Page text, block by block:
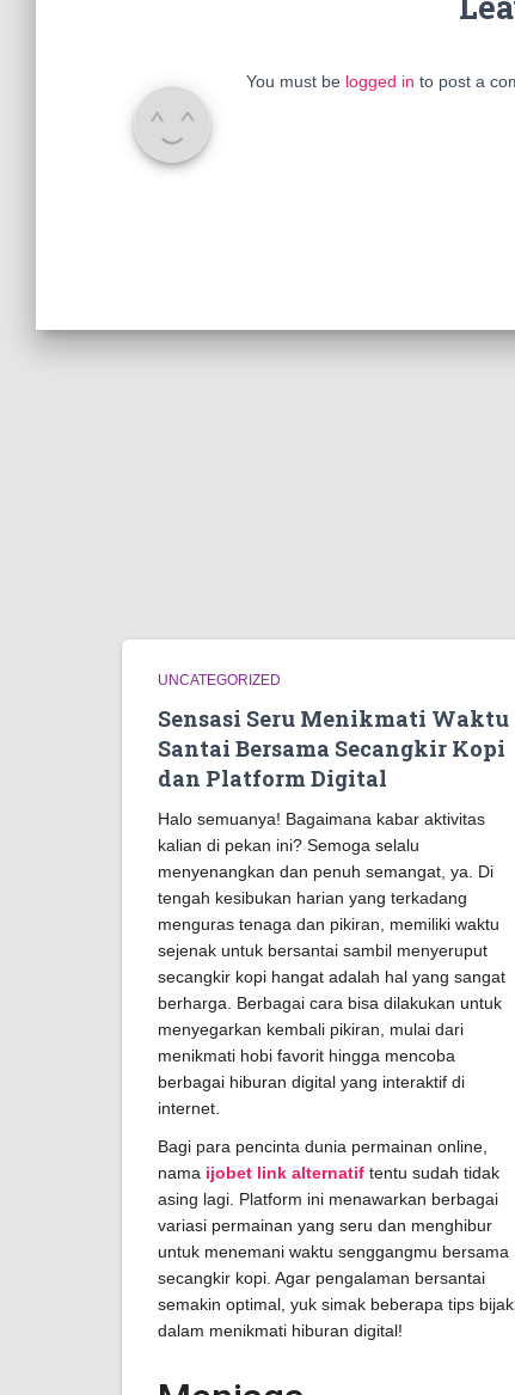
You must be logged in to post a
UNCATEGORIZED
Sensasi Seru Menikmati Waktu
Santai Bersama Secangkir Kopi
dan Platform Digital
Halo semuanya! Bagaimana kabar aktivitas
kalian di pekan ini? Semoga selalu
menyenangkan dan penuh semangat, ya. Di
tengah kesibukan harian yang terkadang
menguras tenaga dan pikiran, memiliki waktu
sejenak untuk bersantai sambil menyeruput
secangkir kopi hangat adalah hal yang sangat
berharga. Berbagai cara bisa dilakukan untuk
menyegarkan kembali pikiran, mulai dari
menikmati hobi favorit hingga mencoba
berbagai hiburan digital yang interaktif di
internet.
Bagi para pencinta dunia permainan online,
nama ijobet link alternatif tentu sudah tidak
asing lagi. Platform ini menawarkan berbagai
variasi permainan yang seru dan menghibur
untuk menemani waktu senggangmu bersama
secangkir kopi. Agar pengalaman bersantai
semakin optimal, yuk simak beberapa tips bijak
dalam menikmati hiburan digital!